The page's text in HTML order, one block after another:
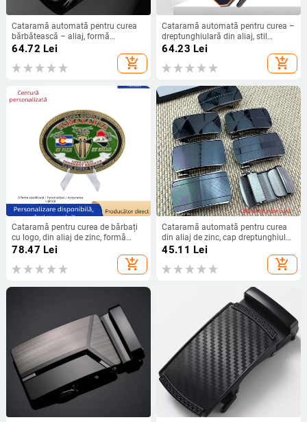
Cataramă automată pentru curea
bărbătească – aliaj, formă
dreptunghiulară, model litere, stil
64.72 Lei
add_shopping_cart
Cataramă automată pentru curea –
dreptunghiulară din aliaj, stil
business, model imprimat
64.23 Lei
add_shopping_cart
Cataramă pentru curea de bărbați
cu logo, din aliaj de zinc, formă
ovală, cataramă netedă/plată,
model cu literă, lansare vară 2025
78.47 Lei
add_shopping_cart
Cataramă automată pentru curea
din aliaj de zinc, cap dreptunghiular,
ghid glisant
45.11 Lei
add_shopping_cart